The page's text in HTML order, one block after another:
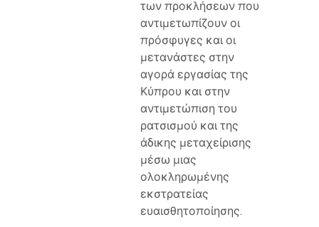
των προκλήσεων που
αντιμετωπίζουν οι
πρόσφυγες και οι
μετανάστες στην
αγορά εργασίας της
Κύπρου και στην
αντιμετώπιση του
ρατσισμού και της
άδικης μεταχείρισης
μέσω μιας
ολοκληρωμένης
εκστρατείας
ευαισθητοποίησης.